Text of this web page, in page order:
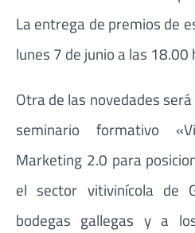
La entrega de premios de
lunes 7 de junio a las 18.00
Otra de las novedades
seminario formativo
Marketing 2.0 para
el sector vitivinícola de
bodegas gallegas y a